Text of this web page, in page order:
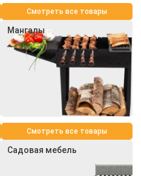
Смотреть все товары
Мангалы
Смотреть все товары
Садовая мебель